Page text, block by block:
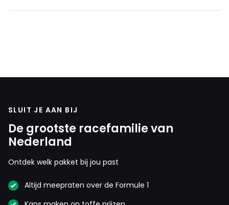
SLUIT JE AAN BIJ
De grootste racefamilie van
Nederland
Ontdek welk pakket bij jou past
Altijd meepraten over de Formule 1